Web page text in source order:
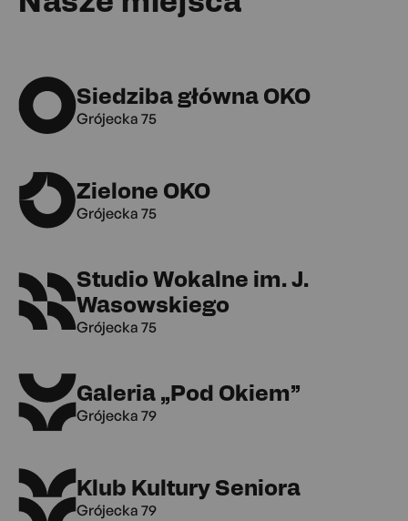
Siedziba główna OKO
Grójecka 75
Zielone OKO
Grójecka 75
Studio Wokalne im. J.
Wasowskiego
Grójecka 75
Galeria „Pod Okiem”
Grójecka 79
Klub Kultury Seniora
Grójecka 79